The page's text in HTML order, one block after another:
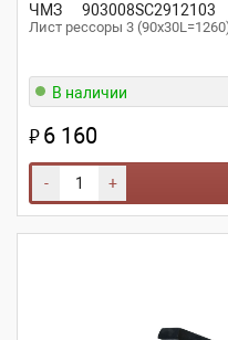
ЧМЗ 903008SC2912103
Лист рессоры 3
В наличии
₽6 160
- +